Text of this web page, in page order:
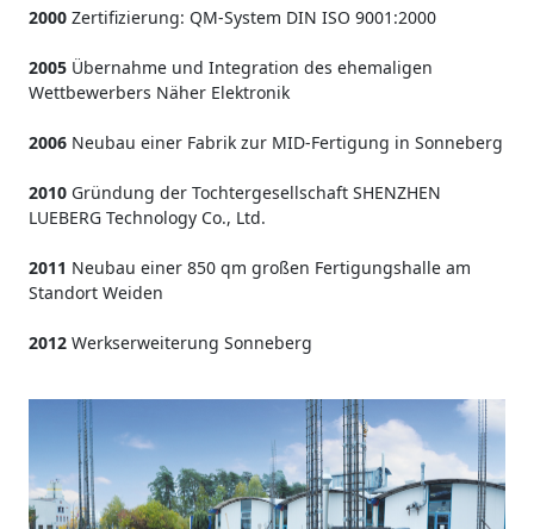
2000 Zertifizierung: QM-System DIN ISO 9001:2000
2005 Übernahme und Integration des ehemaligen
Wettbewerbers Näher Elektronik
2006 Neubau einer Fabrik zur MID-Fertigung in Sonneberg
2010 Gründung der Tochtergesellschaft SHENZHEN
LUEBERG Technology Co., Ltd.
2011 Neubau einer 850 qm großen Fertigungshalle am
Standort Weiden
2012 Werkserweiterung Sonneberg